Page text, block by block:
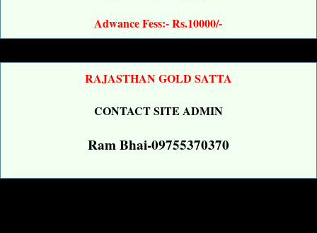
Adwance Fess:- Rs.10000/-
RAJASTHAN GOLD SATTA
CONTACT SITE ADMIN
Ram Bhai-09755370370